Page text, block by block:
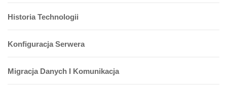
Historia Technologii
Konfiguracja Serwera
Migracja Danych I Komunikacja